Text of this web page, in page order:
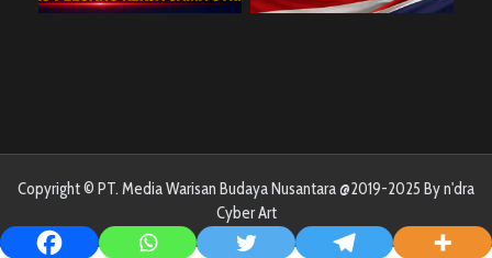
Copyright © PT. Media Warisan Budaya Nusantara @2019-2025 By n'dra
Cyber Art